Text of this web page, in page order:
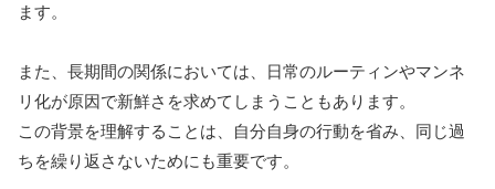
ます。
また、長期間の関係においては、日常のルーティンやマンネ
リ化が原因で新鮮さを求めてしまうこともあります。
この背景を理解することは、自分自身の行動を省み、同じ過
ちを繰り返さないためにも重要です。